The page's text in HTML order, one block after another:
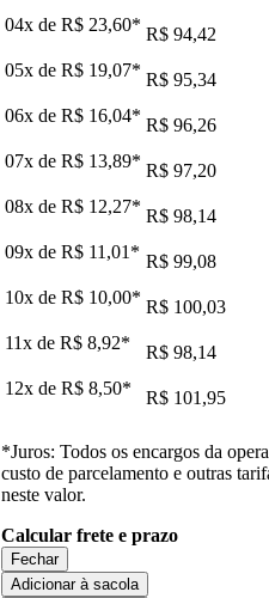
04x de R$ 23,60* R$ 94,42
05x de R$ 19,07* R$ 95,34
06x de R$ 16,04* R$ 96,26
07x de R$ 13,89* R$ 97,20
08x de R$ 12,27* R$ 98,14
09x de R$ 11,01 * R$ 99,08
10x de R$ 10,00* R$ 100,03
11x de R$ 8,92*
R$ 98,14
12x de R$ 8,50* R$ 101,95
*Juros: Todos os encargos da
custo de parcelamento e outras
neste valor.
Calcular frete e prazo
Fechar
Adicionar à sacola